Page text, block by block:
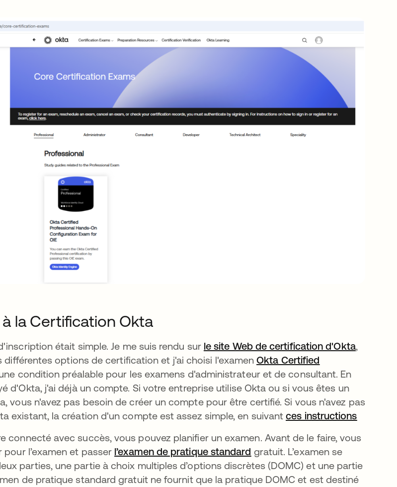
la Certification Okta
était simple. Je me suis rendu sur le site Web de certification d'Oktas’ouvre
,
différentes options de certification et j'ai choisi l'examenOkta Certified
dans un nouvel onglet
condition préalable pour les examens d'administrateur et de consultant. En
d'Okta, j'ai déjà un compte. Si votre entreprise utilise Okta ou si vous êtes un
vous n'avez pas besoin de créer un compte pour être certifié. Si vous n'avez pas
existant, la création d'un compte est assez simple, en suivantces instructions
connecté avec succès, vous pouvez planifier un examen. Avant de le faire, vous
l’examen et passer l’examen de pratique standard s’ouvre dans un nouvel onglet
gratuit. L’examen se
parties, une partie à choix multiples d’options discrètes (DOMC) et une partie
de pratique standard gratuit ne fournit que la pratique DOMC et est destiné